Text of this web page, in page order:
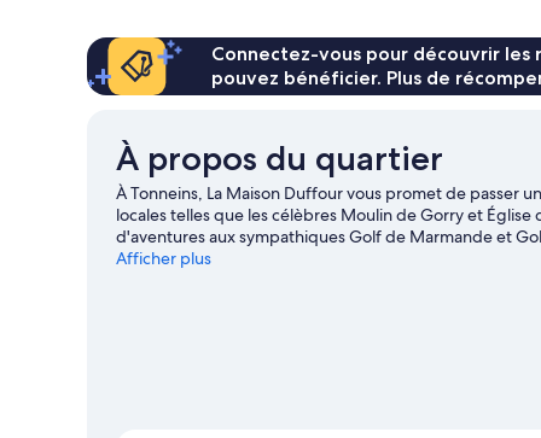
Berre)
chambre
Chambre
Quadruple
(Pech
Berre)
Connectez-vous pour découvrir
pouvez bénéficier. Plus de
À propos du quartier
À Tonneins, La Maison Duffour vous promet de passer
locales telles que les célèbres Moulin de Gorry et
d'aventures aux sympathiques Golf de Marmande et
jardin des Nénuphars méritent aussi une visite.
Afficher plus